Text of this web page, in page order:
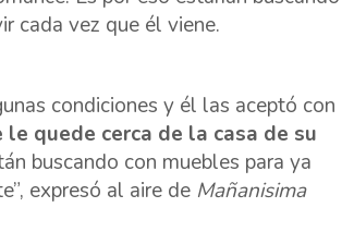
cada vez que él viene.
condiciones y él las aceptó con
quede cerca de la casa de su
buscando con muebles para ya
expresó al aire de Mañanisima